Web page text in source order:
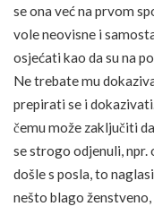
se ona već na prvom
vole neovisne i
osjećati kao da su na
Ne trebate mu
prepirati se i
čemu može zaključiti
se strogo odjenuli, npr.
došle s posla, to
nešto blago